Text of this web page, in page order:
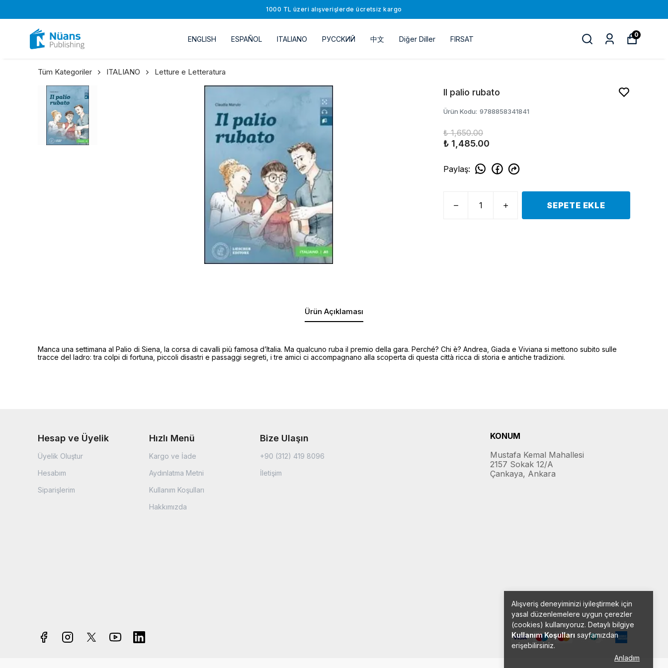
1000 TL üzeri alışverişlerde ücretsiz kargo
ENGLISH ESPAÑOL ITALIANO РУССKИЙ 中文 Diğer Diller FIRSAT
0
Alışveriş deneyiminizi iyileştirmek için
yasal düzenlemelere uygun çerezler
(cookies) kullanıyoruz. Detaylı bilgiye
Kullanım Koşulları sayfamızdan
erişebilirsiniz.
Anladım
Tüm Kategoriler ITALIANO Letture e Letteratura
Il palio rubato
Ürün Kodu: 9788858341841
₺ 1,650.00
₺ 1,485.00
Paylaş:
SEPETE EKLE
Ürün Açıklaması
Manca una settimana al Palio di Siena, la corsa di cavalli più famosa d’Italia. Ma qualcuno ruba il premio della gara. Perché? Chi è? Andrea, Giada e Viviana si mettono subito sulle
tracce del ladro: tra colpi di fortuna, piccoli disastri e passaggi segreti, i tre amici ci accompagnano alla scoperta di questa città ricca di storia e antiche tradizioni.
Hesap ve Üyelik
Üyelik Oluştur
Hesabım
Siparişlerim
Hızlı Menü
Kargo ve İade
Aydınlatma Metni
Kullanım Koşulları
Hakkımızda
Bize Ulaşın
+90 (312) 419 8096
İletişim
KONUM
Mustafa Kemal Mahallesi
2157 Sokak 12/A
Çankaya, Ankara